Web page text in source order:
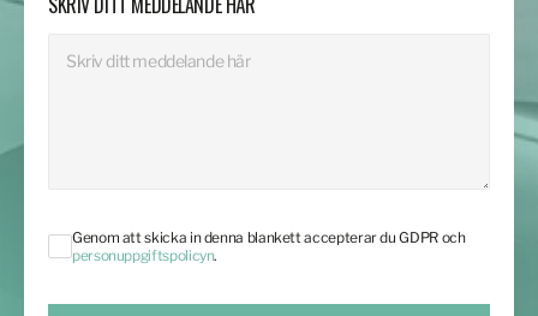
Genom att skicka in denna blankett accepterar du GDPR och
personuppgiftspolicyn.